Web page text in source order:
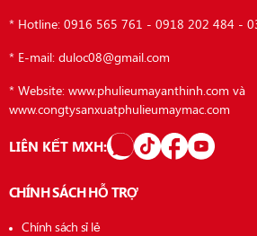
* Hotline: 0916 565 761 - 0918 202 484 -
* E-mail: duloc08@gmail.com
* Website: www.phulieumayanthinh.com và
www.congtysanxuatphulieumaymac.com
LIÊN KẾT MXH:
CHÍNH SÁCH HỖ TRỢ
Chính sách sỉ lẻ